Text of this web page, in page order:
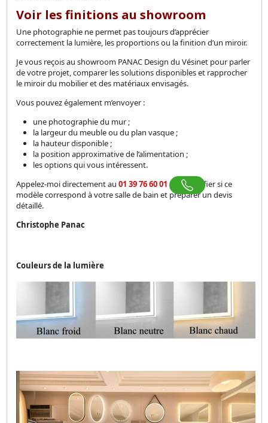
Voir les finitions au showroom
Une photographie ne permet pas toujours d’apprécier
correctement la lumière, les proportions ou la finition d’un miroir.
Je vous reçois au showroom PANAC Design du Vésinet pour parler
de votre projet, comparer les solutions disponibles et rapprocher
le miroir du mobilier et des matériaux envisagés.
Vous pouvez également m’envoyer :
une photographie du mur ;
la largeur du meuble ou du plan vasque ;
la hauteur disponible ;
la position approximative de l’alimentation ;
les options qui vous intéressent.
Appelez-moi directement au 01 39 76 60 01 pour vérifier si ce
modèle correspond à votre salle de bain et préparer un devis
détaillé.
Christophe Panac
Couleurs de la lumière